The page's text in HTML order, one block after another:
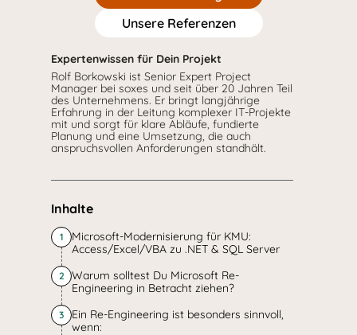
Unsere Referenzen
Expertenwissen für Dein Projekt
Rolf Borkowski ist Senior Expert Project
Manager bei soxes und seit über 20 Jahren Teil
des Unternehmens. Er bringt langjährige
Erfahrung in der Leitung komplexer IT-Projekte
mit und sorgt für klare Abläufe, fundierte
Planung und eine Umsetzung, die auch
anspruchsvollen Anforderungen standhält.
Inhalte
1
Microsoft-Modernisierung für KMU:
Access/Excel/VBA zu .NET & SQL Server
2
Warum solltest Du Microsoft Re-
Engineering in Betracht ziehen?
3
Ein Re-Engineering ist besonders sinnvoll,
wenn: